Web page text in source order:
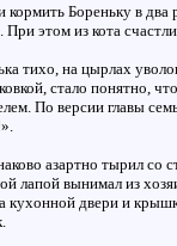
Бореньку в два
При этом из кота
тихо, на цырлах
стало понятно,
По версии главы
азартно тырил со
лапой вынимал из
кухонной двери и